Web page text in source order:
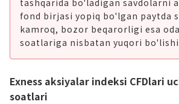
fond birjasi yopiq bo'lgan paytda
kamroq, bozor beqarorligi esa
soatlariga nisbatan yuqori
Exness aksiyalar indeksi CFDlari
soatlari